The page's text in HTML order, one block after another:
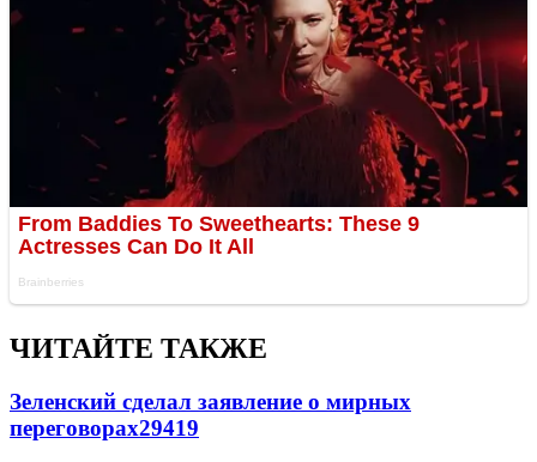
ЧИТАЙТЕ ТАКЖЕ
Зеленский сделал заявление о мирных
переговорах29419